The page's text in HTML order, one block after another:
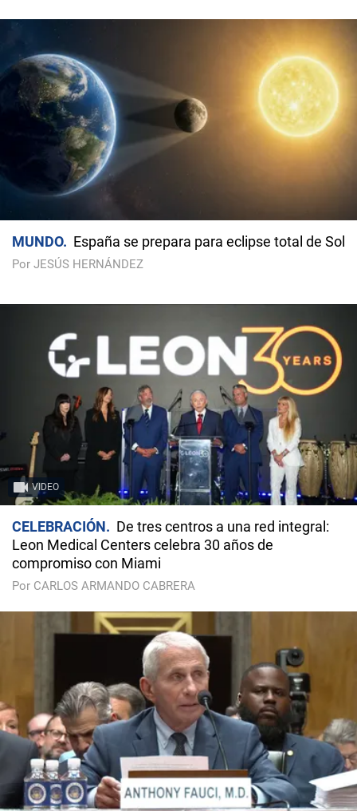
MUNDO España se prepara para eclipse total de Sol
Por JESÚS HERNÁNDEZ
VIDEO
CELEBRACIÓN
De tres centros a una red integral:
Leon Medical Centers celebra 30 años de
compromiso con Miami
Por CARLOS ARMANDO CABRERA